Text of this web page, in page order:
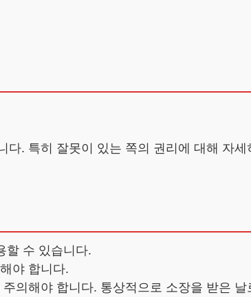
. 특히 잘못이 있는 쪽의 권리에 대해 자세
할 수 있습니다.
야 합니다.
의해야 합니다. 통상적으로 소장을 받은